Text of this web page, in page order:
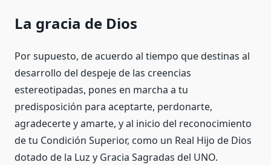
La gracia de Dios
Por supuesto, de acuerdo al tiempo que destinas al
desarrollo del despeje de las creencias
estereotipadas, pones en marcha a tu
predisposición para aceptarte, perdonarte,
agradecerte y amarte, y al inicio del reconocimiento
de tu Condición Superior, como un Real Hijo de Dios
dotado de la Luz y Gracia Sagradas del UNO.